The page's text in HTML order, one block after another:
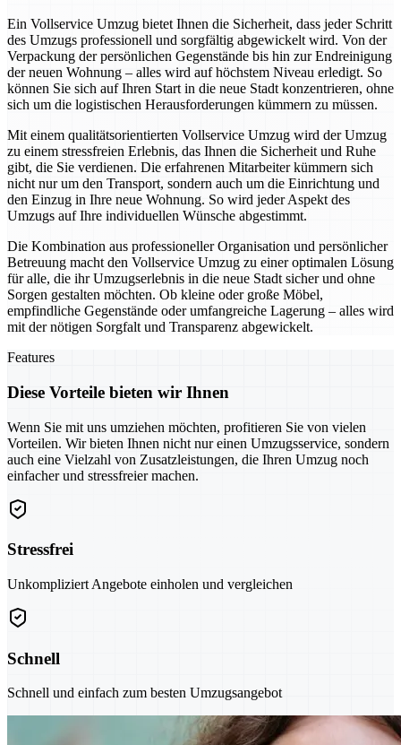
Ein Vollservice Umzug bietet Ihnen die Sicherheit, dass jeder Schritt
des Umzugs professionell und sorgfältig abgewickelt wird. Von der
Verpackung der persönlichen Gegenstände bis hin zur Endreinigung
der neuen Wohnung – alles wird auf höchstem Niveau erledigt. So
können Sie sich auf Ihren Start in die neue Stadt konzentrieren, ohne
sich um die logistischen Herausforderungen kümmern zu müssen.
Mit einem qualitätsorientierten Vollservice Umzug wird der Umzug
zu einem stressfreien Erlebnis, das Ihnen die Sicherheit und Ruhe
gibt, die Sie verdienen. Die erfahrenen Mitarbeiter kümmern sich
nicht nur um den Transport, sondern auch um die Einrichtung und
den Einzug in Ihre neue Wohnung. So wird jeder Aspekt des
Umzugs auf Ihre individuellen Wünsche abgestimmt.
Die Kombination aus professioneller Organisation und persönlicher
Betreuung macht den Vollservice Umzug zu einer optimalen Lösung
für alle, die ihr Umzugserlebnis in die neue Stadt sicher und ohne
Sorgen gestalten möchten. Ob kleine oder große Möbel,
empfindliche Gegenstände oder umfangreiche Lagerung – alles wird
mit der nötigen Sorgfalt und Transparenz abgewickelt.
Features
Diese Vorteile bieten wir Ihnen
Wenn Sie mit uns umziehen möchten, profitieren Sie von vielen
Vorteilen. Wir bieten Ihnen nicht nur einen Umzugsservice, sondern
auch eine Vielzahl von Zusatzleistungen, die Ihren Umzug noch
einfacher und stressfreier machen.
Stressfrei
Unkompliziert Angebote einholen und vergleichen
Schnell
Schnell und einfach zum besten Umzugsangebot